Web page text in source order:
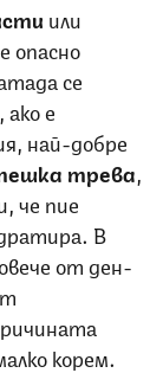
или
опасно
се
е
най-добре
трева
че пие
В
от ден-
корем.